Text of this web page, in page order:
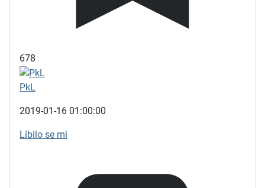
678
PkL
2019-01-16 01:00:00
Líbilo se mi